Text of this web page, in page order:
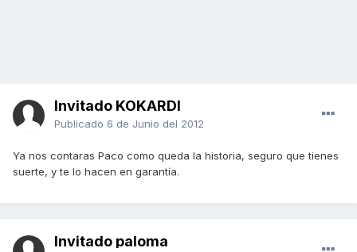
Invitado KOKARDI
Publicado 6 de Junio del 2012
Ya nos contaras Paco como queda la historia, seguro que tienes
suerte, y te lo hacen en garantía.
Invitado paloma